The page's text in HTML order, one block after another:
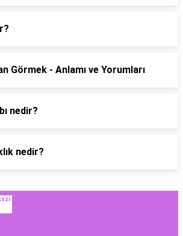
Görmek - Anlamı ve Yorumları
nedir?
nedir?